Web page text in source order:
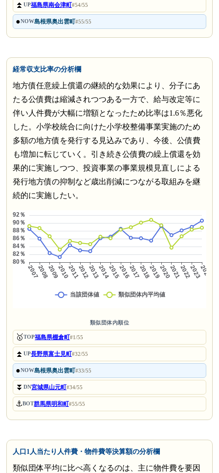
⏫UP福島県南会津町#54/55
●NOW島根県奥出雲町#55/55
経常収支比率の分析欄
地方債任意繰上償還の継続的な効果により、分子にあ
たる公債費は縮減されつつある一方で、給与改定等に
伴い人件費が大幅に増額となったため比率は1.6％悪化
した。小学校統合に向けた小学校整備事業実施のため
多額の地方債を発行する見込みであり、今後、公債費
も増加に転じていく。引き続き公債費の繰上償還を効
果的に実施しつつ、投資事業の事業規模見直しによる
発行地方債の抑制など歳出削減につながる取組みを継
続的に実施したい。
類似団体内順位
🥇TOP福島県棚倉町#1/55
⏫UP長野県富士見町#32/55
●NOW島根県奥出雲町#33/55
⏬DN宮城県山元町#34/55
⚓BOT群馬県明和町#55/55
人口1人当たり人件費・物件費等決算額の分析欄
類似団体平均に比べ高くなるのは、主に物件費を要因